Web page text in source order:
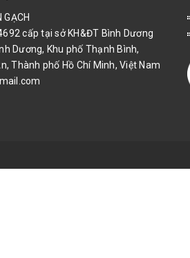
GẠCH
cấp tại sở KH&ĐT Bình Dương
Dương, Khu phố Thạnh Bình,
Thành phố Hồ Chí Minh, Việt Nam